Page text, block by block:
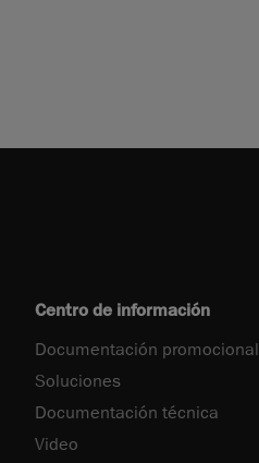
Centro de información
Documentación promocional
Soluciones
Documentación técnica
Video